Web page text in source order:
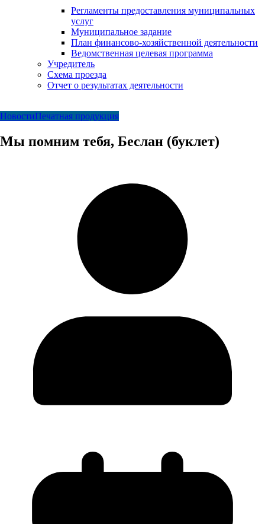
Регламенты предоставления муниципальных
услуг
Муниципальное задание
План финансово-хозяйственной деятельности
Ведомственная целевая программа
Учредитель
Схема проезда
Отчет о результатах деятельности
НовостиПечатная продукция
Мы помним тебя, Беслан (буклет)